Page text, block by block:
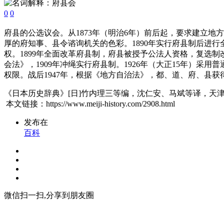
0 0
府县的公选议会。从1873年（明治6年）前后起，要求建立
厚的府知事、县令谘询机关的色彩。1890年实行府县制后进
权。1899年全面改革府县制，府县被授予公法人资格，复选
会法》，1909年冲绳实行府县制。1926年（大正15年）采用
权限。战后1947年，根据《地方自治法》，都、道、府、县
《日本历史辞典》[日]竹内理三等编，沈仁安、马斌等译，天
本文链接：https://www.meiji-history.com/2908.html
发布在
百科
微信扫一扫,分享到朋友圈